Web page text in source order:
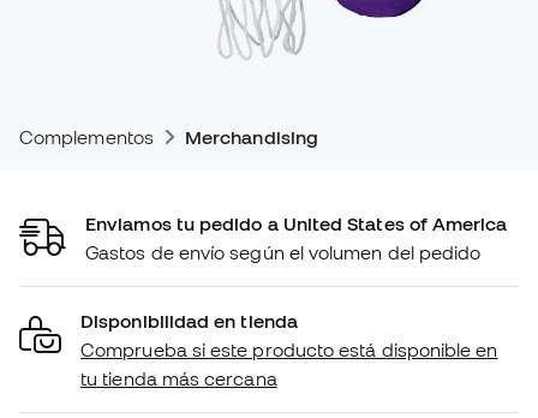
Complementos Merchandising
Enviamos tu pedido a United States of America
Gastos de envío según el volumen del pedido
Disponibilidad en tienda
Comprueba si este producto está disponible en
tu tienda más cercana